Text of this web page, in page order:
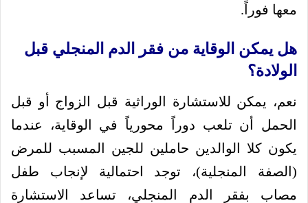
معها فوراً.
هل يمكن الوقاية من فقر الدم المنجلي قبل
الولادة؟
نعم، يمكن للاستشارة الوراثية قبل الزواج أو قبل
الحمل أن تلعب دوراً محورياً في الوقاية، عندما
يكون كلا الوالدين حاملين للجين المسبب للمرض
(الصفة المنجلية)، توجد احتمالية لإنجاب طفل
مصاب بفقر الدم المنجلي، تساعد الاستشارة